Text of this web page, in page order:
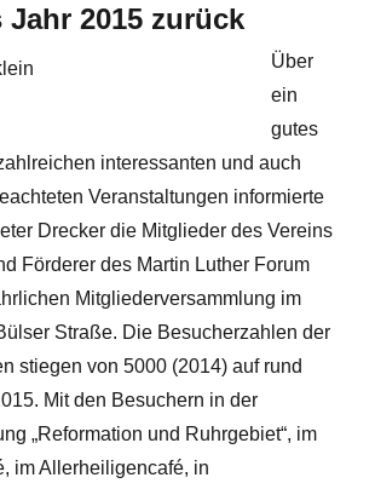
2015 zurück
Über
ein
gutes
interessanten und auch
Veranstaltungen informierte
Drecker die Mitglieder des Vereins
Förderer des Martin Luther Forum
Mitgliederversammlung im
Straße. Die Besucherzahlen der
stiegen von 5000 (2014) auf rund
Mit den Besuchern in der
„Reformation und Ruhrgebiet“, im
im Allerheiligencafé, in